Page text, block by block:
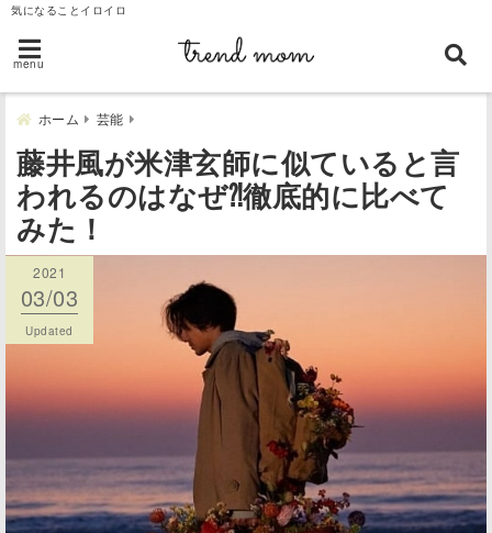
気になることイロイロ
menu
ホーム 芸能
藤井風が米津玄師に似ていると言
われるのはなぜ⁈徹底的に比べて
みた！
2021
03/03
Updated
2021
03/03
Published